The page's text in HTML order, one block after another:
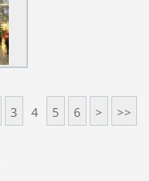
3 4 5 6 > >>